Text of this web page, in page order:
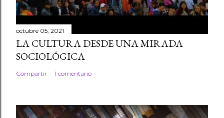
octubre 05, 2021
LA CULTURA DESDE UNA MIRADA
SOCIOLÓGICA
Compartir 1 comentario